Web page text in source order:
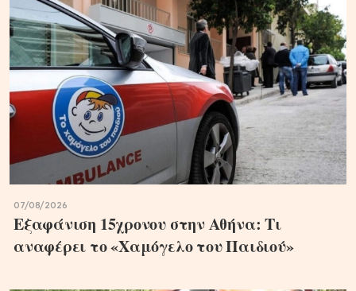
07/08/2026
Εξαφάνιση 15χρονου στην Αθήνα: Τι
αναφέρει το «Χαμόγελο του Παιδιού»